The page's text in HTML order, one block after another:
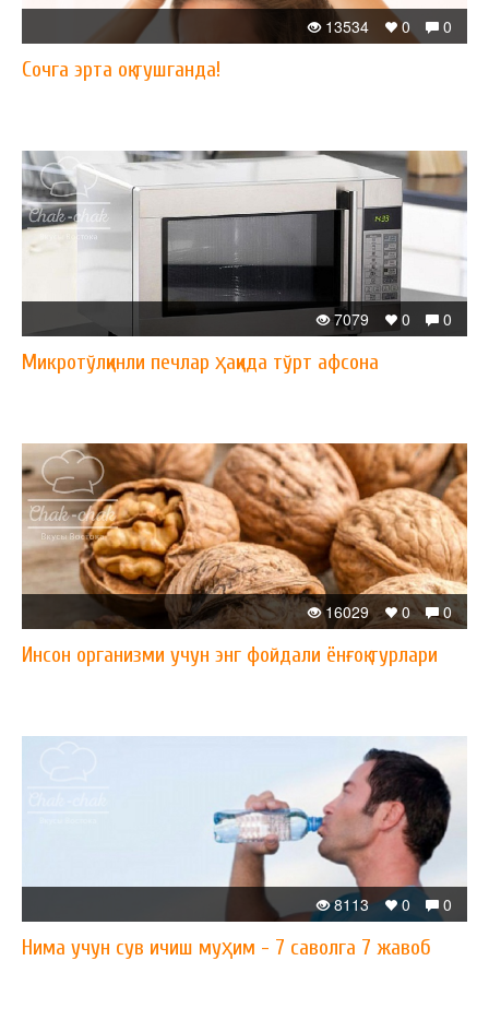
0
0
13534
Сочга эрта оқ тушганда!
0
0
7079
Микротўлқинли печлар ҳақида тўрт афсона
0
0
16029
Инсон организми учун энг фойдали ёнғоқ турлари
0
0
8113
Нима учун сув ичиш муҳим - 7 саволга 7 жавоб